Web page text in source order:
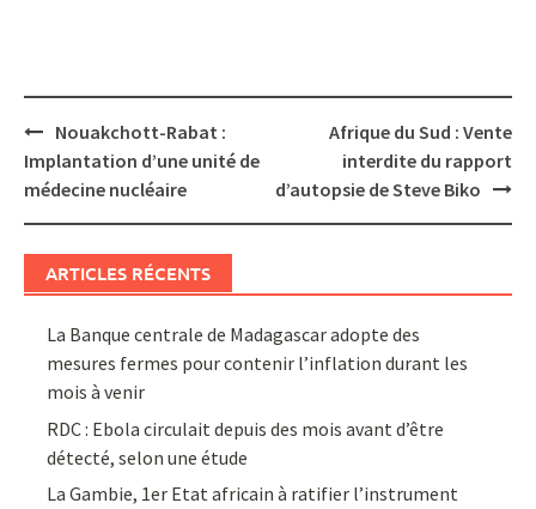
Post
navigation
Nouakchott-Rabat :
Implantation d’une unité de
médecine nucléaire
Afrique du Sud : Vente
interdite du rapport
d’autopsie de Steve Biko
ARTICLES RÉCENTS
La Banque centrale de Madagascar adopte des
mesures fermes pour contenir l’inflation durant les
mois à venir
RDC : Ebola circulait depuis des mois avant d’être
détecté, selon une étude
La Gambie, 1er Etat africain à ratifier l’instrument